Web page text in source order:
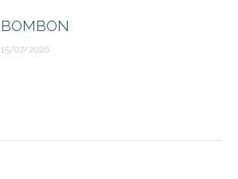
BOMBON
15/07/2026